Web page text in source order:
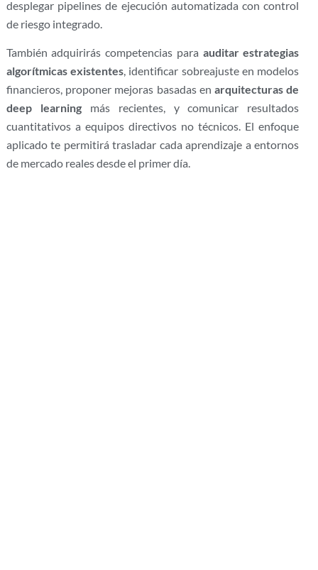
desplegar pipelines de ejecución automatizada con control
de riesgo integrado.
También adquirirás competencias para auditar estrategias
algorítmicas existentes, identificar sobreajuste en modelos
financieros, proponer mejoras basadas enarquitecturas de
deep learningmás recientes, y comunicar resultados
cuantitativos a equipos directivos no técnicos. El enfoque
aplicado te permitirá trasladar cada aprendizaje a entornos
de mercado reales desde el primer día.